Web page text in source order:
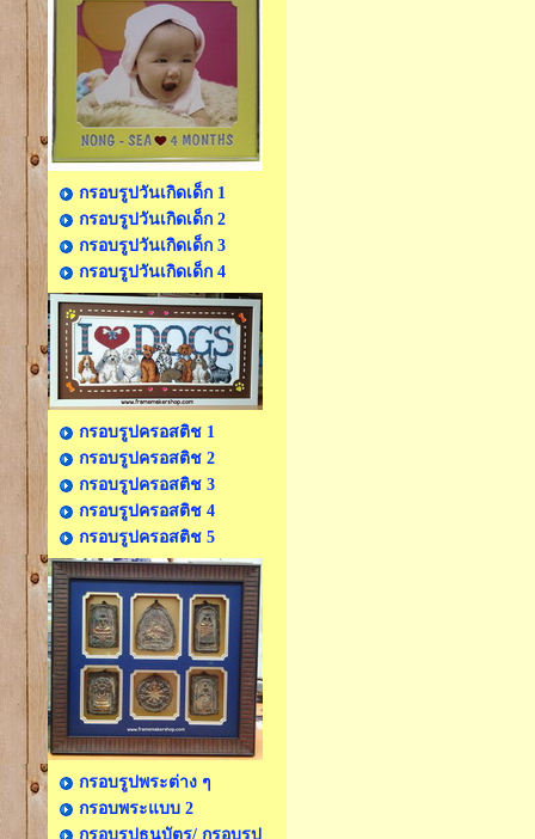
กรอบรูปวันเกิดเด็ก 1
กรอบรูปวันเกิดเด็ก 2
กรอบรูปวันเกิดเด็ก 3
กรอบรูปวันเกิดเด็ก 4
กรอบรูปครอสติช 1
กรอบรูปครอสติช 2
กรอบรูปครอสติช 3
กรอบรูปครอสติช 4
กรอบรูปครอสติช 5
กรอบรูปพระต่าง ๆ
กรอบพระแบบ 2
กรอบรูปธนบัตร/ กรอบรูป